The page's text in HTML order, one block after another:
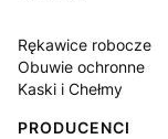
Rękawice robocze
Obuwie ochronne
Kaski i Chełmy
PRODUCENCI